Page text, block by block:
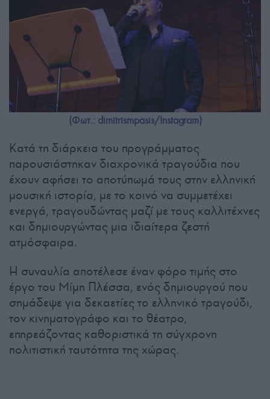
(Φωτ.: dimitrismpasis/Instagram)
Κατά τη διάρκεια του προγράμματος
παρουσιάστηκαν διαχρονικά τραγούδια που
έχουν αφήσει το αποτύπωμά τους στην ελληνική
μουσική ιστορία, με το κοινό να συμμετέχει
ενεργά, τραγουδώντας μαζί με τους καλλιτέχνες
και δημιουργώντας μια ιδιαίτερα ζεστή
ατμόσφαιρα.
Η συναυλία αποτέλεσε έναν φόρο τιμής στο
έργο του Μίμη Πλέσσα, ενός δημιουργού που
σημάδεψε για δεκαετίες το ελληνικό τραγούδι,
τον κινηματογράφο και το θέατρο,
επηρεάζοντας καθοριστικά τη σύγχρονη
πολιτιστική ταυτότητα της χώρας.